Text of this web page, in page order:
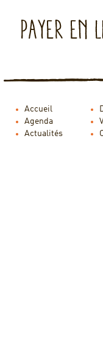
Accueil
Agenda
Actualités